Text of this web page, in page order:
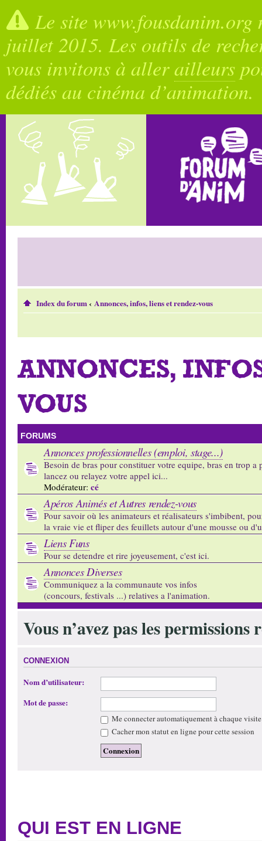
Le site
juillet 2015. Les outils de
vous invitons à allerailleurs
dédiés au cinéma d’animation.
Index du forum‹ Annonces, infos, liens et rendez-vous
ANNONCES,
VOUS
FORUMS
Annonces professionnelles (emploi, stage...)
Besoin de bras pour constituer votre equipe, bras en trop a
lancez ou relayez votre appel ici...
Modérateur: cé
Apéros Animés et Autres rendez-vous
Pour savoir où les animateurs et réalisateurs s'imbibent,
la vraie vie et fliper des feuillets autour d'une mousse ou
Liens Funs
Pour se detendre et rire joyeusement, c'est ici.
Annonces Diverses
Communiquez a la communaute vos infos
(concours, festivals ...) relatives a l'animation.
Vous n’avez pas les
CONNEXION
Nom d’utilisateur:
Mot de passe:
Me connecter automatiquement à chaque visite
Cacher mon statut en ligne pour cette session
QUI EST EN LIGNE